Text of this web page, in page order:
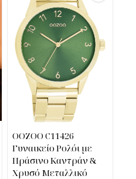
OOZOO C11426
Γυναικείο Ρολόι με
Πράσινο Καντράν &
Χρυσό Μεταλλικό